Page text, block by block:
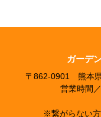
ガーデ
〒862-0901 熊本
営業時間
※繋がらない